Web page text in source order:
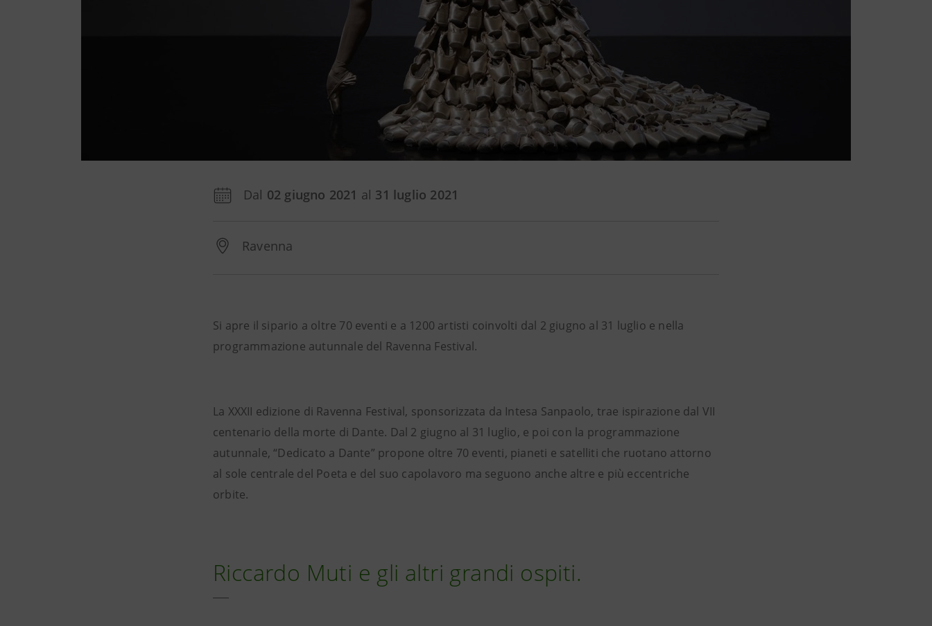
Dal 02 giugno 2021 al 31 luglio 2021
Ravenna
Si apre il sipario a oltre 70 eventi e a 1200 artisti coinvolti dal 2 giugno al 31 luglio e nella
programmazione autunnale del Ravenna Festival.
La XXXII edizione di Ravenna Festival, sponsorizzata da Intesa Sanpaolo, trae ispirazione dal VII
centenario della morte di Dante. Dal 2 giugno al 31 luglio, e poi con la programmazione
autunnale, “Dedicato a Dante” propone oltre 70 eventi, pianeti e satelliti che ruotano attorno
al sole centrale del Poeta e del suo capolavoro ma seguono anche altre e più eccentriche
orbite.
Riccardo Muti e gli altri grandi ospiti.